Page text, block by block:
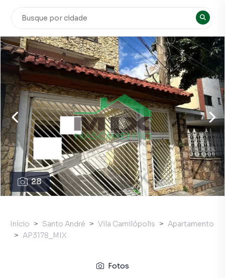
28
Início Santo André Vila Camilópolis
Apartamento
AP3178_MIX
Fotos